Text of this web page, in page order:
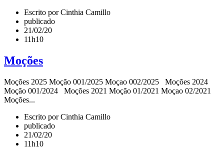
Escrito por Cinthia Camillo
publicado
21/02/20
11h10
Moções
Moções 2025 Moção 001/2025 Moçao 002/2025 Moções 2024
Moção 001/2024 Moções 2021 Moção 01/2021 Moçao 02/2021
Moções...
Escrito por Cinthia Camillo
publicado
21/02/20
11h10